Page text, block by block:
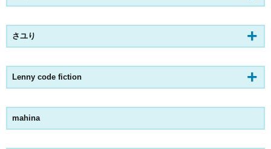
さユり
Lenny code fiction
mahina